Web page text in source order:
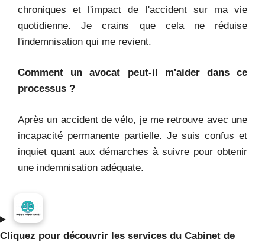
chroniques et l'impact de l'accident sur ma vie
quotidienne. Je crains que cela ne réduise
l'indemnisation qui me revient.
Comment un avocat peut-il m'aider dans ce
processus ?
Après un accident de vélo, je me retrouve avec une
incapacité permanente partielle. Je suis confus et
inquiet quant aux démarches à suivre pour obtenir
une indemnisation adéquate.
Cliquez pour découvrir les services du Cabinet de